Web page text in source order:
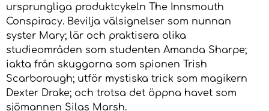
ursprungliga produktcykeln The Innsmouth
Conspiracy. Bevilja välsignelser som nunnan
syster Mary; lär och praktisera olika
studieområden som studenten Amanda Sharpe;
iakta från skuggorna som spionen Trish
Scarborough; utför mystiska trick som magikern
Dexter Drake; och trotsa det öppna havet som
sjömannen Silas Marsh.